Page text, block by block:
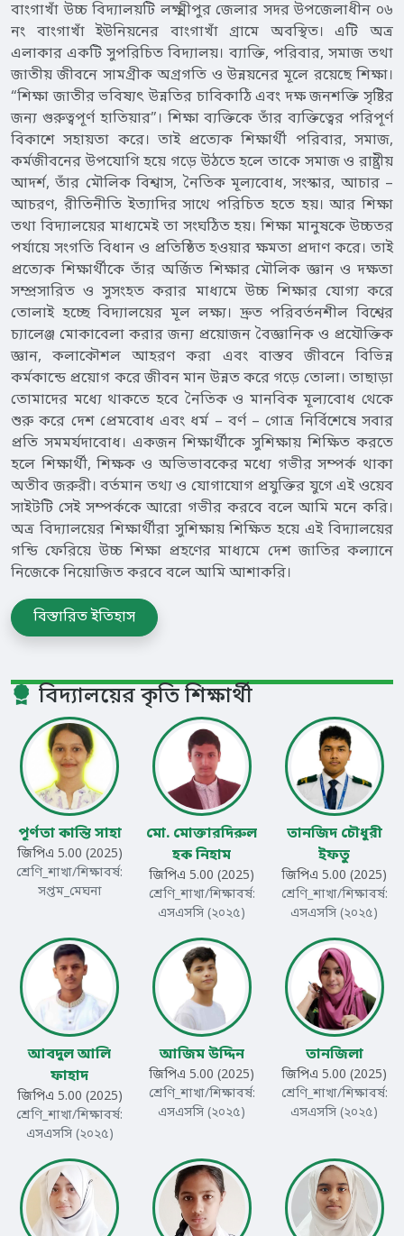
বাংগাখাঁ উচ্চ বিদ্যালয়টি লক্ষ্মীপুর জেলার সদর উপজেলাধীন ০৬
নং বাংগাখাঁ ইউনিয়নের বাংগাখাঁ গ্রামে অবস্থিত। এটি অত্র
এলাকার একটি সুপরিচিত বিদ্যালয়। ব্যাক্তি, পরিবার, সমাজ তথা
জাতীয় জীবনে সামগ্রীক অগ্রগতি ও উন্নয়নের মূলে রয়েছে শিক্ষা।
“শিক্ষা জাতীর ভবিষ্যৎ উন্নতির চাবিকাঠি এবং দক্ষ জনশক্তি সৃষ্টির
জন্য গুরুত্বপূর্ণ হাতিয়ার”। শিক্ষা ব্যক্তিকে তাঁর ব্যক্তিত্বের পরিপূর্ণ
বিকাশে সহায়তা করে। তাই প্রত্যেক শিক্ষার্থী পরিবার, সমাজ,
কর্মজীবনের উপযোগি হয়ে গড়ে উঠতে হলে তাকে সমাজ ও রাষ্ট্রীয়
আদর্শ, তাঁর মৌলিক বিশ্বাস, নৈতিক মূল্যবোধ, সংস্কার, আচার –
আচরণ, রীতিনীতি ইত্যাদির সাথে পরিচিত হতে হয়। আর শিক্ষা
তথা বিদ্যালয়ের মাধ্যমেই তা সংঘঠিত হয়। শিক্ষা মানুষকে উচ্চতর
পর্যায়ে সংগতি বিধান ও প্রতিষ্ঠিত হওয়ার ক্ষমতা প্রদাণ করে। তাই
প্রত্যেক শিক্ষার্থীকে তাঁর অর্জিত শিক্ষার মৌলিক জ্ঞান ও দক্ষতা
সম্প্রসারিত ও সুসংহত করার মাধ্যমে উচ্চ শিক্ষার যোগ্য করে
তোলাই হচ্ছে বিদ্যালয়ের মূল লক্ষ্য। দ্রুত পরিবর্তনশীল বিশ্বের
চ্যালেঞ্জ মোকাবেলা করার জন্য প্রয়োজন বৈজ্ঞানিক ও প্রযৌক্তিক
জ্ঞান, কলাকৌশল আহরণ করা এবং বাস্তব জীবনে বিভিন্ন
কর্মকান্ডে প্রয়োগ করে জীবন মান উন্নত করে গড়ে তোলা। তাছাড়া
তোমাদের মধ্যে থাকতে হবে নৈতিক ও মানবিক মূল্যবোধ থেকে
শুরু করে দেশ প্রেমবোধ এবং ধর্ম – বর্ণ – গোত্র নির্বিশেষে সবার
প্রতি সমমর্যদাবোধ। একজন শিক্ষার্থীকে সুশিক্ষায় শিক্ষিত করতে
হলে শিক্ষার্থী, শিক্ষক ও অভিভাবকের মধ্যে গভীর সম্পর্ক থাকা
অতীব জরুরী। বর্তমান তথ্য ও যোগাযোগ প্রযুক্তির যুগে এই ওয়েব
সাইটটি সেই সম্পর্ককে আরো গভীর করবে বলে আমি মনে করি।
অত্র বিদ্যালয়ের শিক্ষার্থীরা সুশিক্ষায় শিক্ষিত হয়ে এই বিদ্যালয়ের
গন্ডি ফেরিয়ে উচ্চ শিক্ষা প্রহণের মাধ্যমে দেশ জাতির কল্যানে
নিজেকে নিয়োজিত করবে বলে আমি আশাকরি।
বিস্তারিত ইতিহাস
বিদ্যালয়ের কৃতি শিক্ষার্থী
পূর্ণতা কান্তি সাহা
জিপিএ 5.00 (2025)
শ্রেণি_শাখা/শিক্ষাবর্ষ:
সপ্তম_মেঘনা
মো. মোক্তারদিরুল
হক নিহাম
জিপিএ 5.00 (2025)
শ্রেণি_শাখা/শিক্ষাবর্ষ:
এসএসসি (২০২৫)
তানজিদ চৌধুরী
ইফতু
জিপিএ 5.00 (2025)
শ্রেণি_শাখা/শিক্ষাবর্ষ:
এসএসসি (২০২৫)
আবদুল আলি
ফাহাদ
জিপিএ 5.00 (2025)
শ্রেণি_শাখা/শিক্ষাবর্ষ:
এসএসসি (২০২৫)
আজিম উদ্দিন
জিপিএ 5.00 (2025)
শ্রেণি_শাখা/শিক্ষাবর্ষ:
এসএসসি (২০২৫)
তানজিলা
জিপিএ 5.00 (2025)
শ্রেণি_শাখা/শিক্ষাবর্ষ:
এসএসসি (২০২৫)